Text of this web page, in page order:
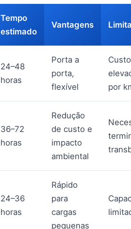
Tempo
estimado
Vantagens
24–48
horas
Porta a
porta,
flexível
por
36–72
horas
Redução
de custo e
impacto
ambiental
24–36
horas
Rápido
para
cargas
pequenas